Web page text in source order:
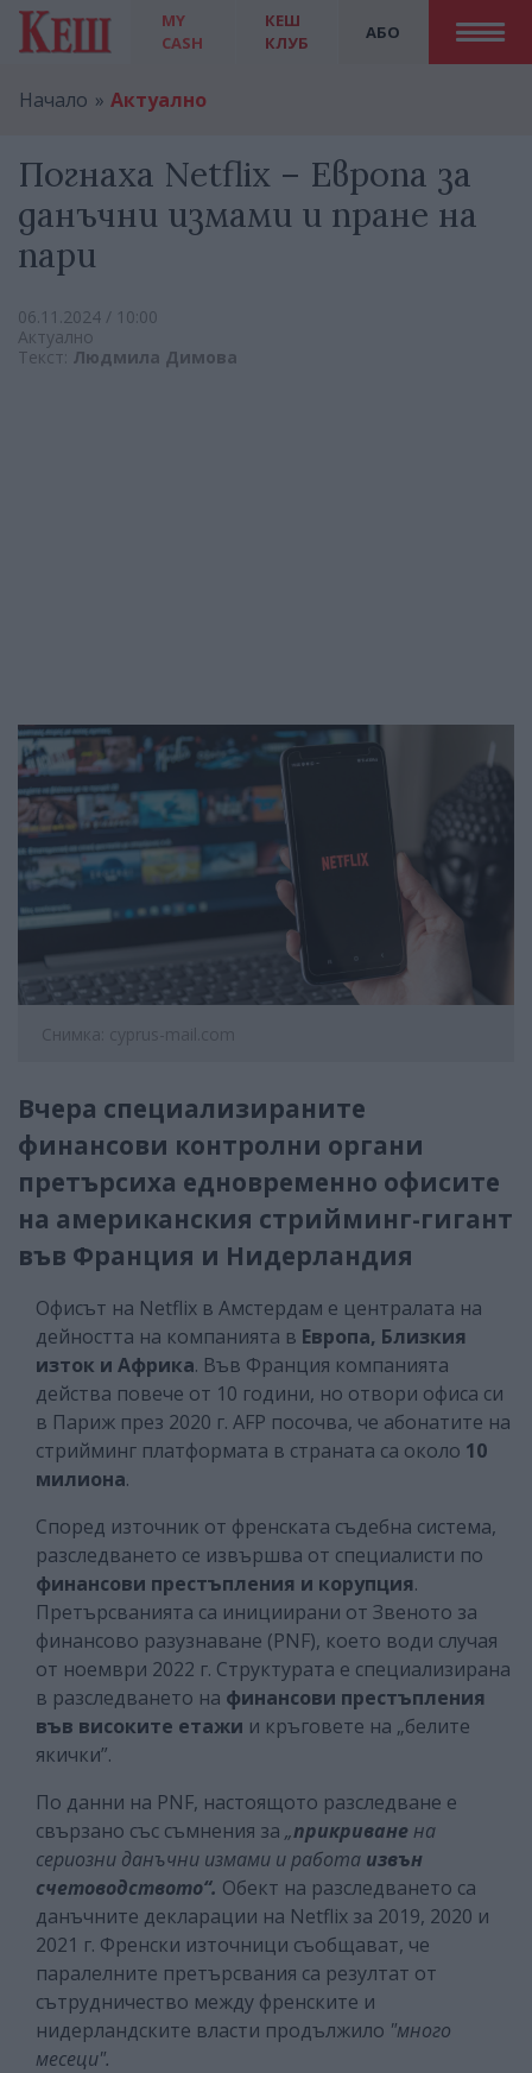
MY
CASH
АБО
КЕШ
КЛУБ
Начало Актуално
Погнаха Netflix – Европа за
данъчни измами и пране на
пари
06.11.2024 / 10:00
Актуално
Текст: Людмила Димова
Снимка: cyprus-mail.com
Вчера специализираните
финансови контролни органи
претърсиха едновременно офисите
на американския стрийминг-гигант
във Франция и Нидерландия
Офисът на Netflix в Амстердам е централата на
дейността на компанията в Европа, Близкия
изток и Африка. Във Франция компанията
действа повече от 10 години, но отвори офиса си
в Париж през 2020 г. AFP посочва, че абонатите на
стрийминг платформата в страната са около 10
милиона.
Според източник от френската съдебна система,
разследването се извършва от специалисти по
финансови престъпления и корупция.
Претърсванията са инициирани от Звеното за
финансово разузнаване (PNF), което води случая
от ноември 2022 г. Структурата е специализирана
в разследването на финансови престъпления
във високите етажи и кръговете на „белите
якички”.
По данни на PNF, настоящото разследване е
свързано със съмнения за „прикриванена
сериозни данъчни измами и работа извън
счетоводството“. Обект на разследването са
данъчните декларации на Netflix за 2019, 2020 и
2021 г. Френски източници съобщават, че
паралелните претърсвания са резултат от
сътрудничество между френските и
нидерландските власти продължило "много
месеци".